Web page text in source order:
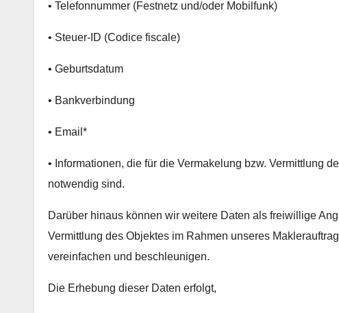
• Telefonnummer (Festnetz und/oder Mobilfunk)
• Steuer-ID (Codice fiscale)
• Geburtsdatum
• Bankverbindung
• Email*
• Informationen, die für die Vermakelung bzw. Vermittlung
notwendig sind.
Darüber hinaus können wir weitere Daten als freiwillige
Vermittlung des Objektes im Rahmen unseres
vereinfachen und beschleunigen.
Die Erhebung dieser Daten erfolgt,